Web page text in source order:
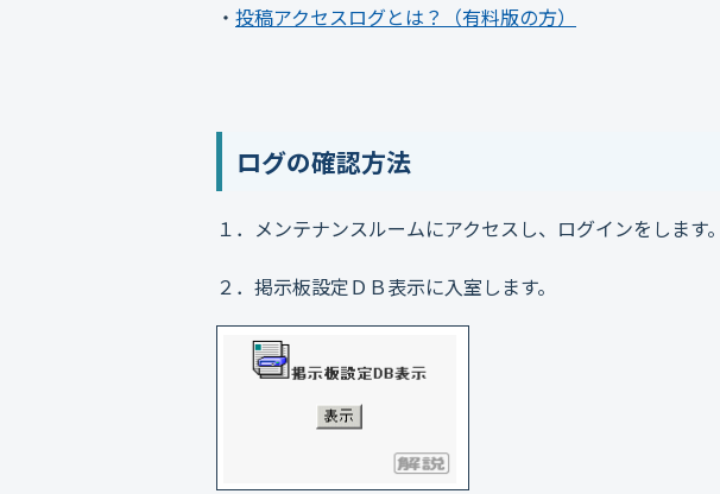
・ 投稿アクセスログとは？（有料版の方）
ログの確認方法
１．メンテナンスルームにアクセスし、ログインをします。
２．掲示板設定ＤＢ表示に入室します。